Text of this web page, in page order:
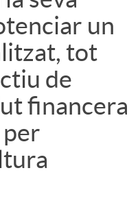
un
tot
de
financera
per